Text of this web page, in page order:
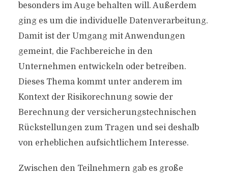
besonders im Auge behalten will. Außerdem
ging es um die individuelle Datenverarbeitung.
Damit ist der Umgang mit Anwendungen
gemeint, die Fachbereiche in den
Unternehmen entwickeln oder betreiben.
Dieses Thema kommt unter anderem im
Kontext der Risikorechnung sowie der
Berechnung der versicherungstechnischen
Rückstellungen zum Tragen und sei deshalb
von erheblichen aufsichtlichem Interesse.
Zwischen den Teilnehmern gab es große